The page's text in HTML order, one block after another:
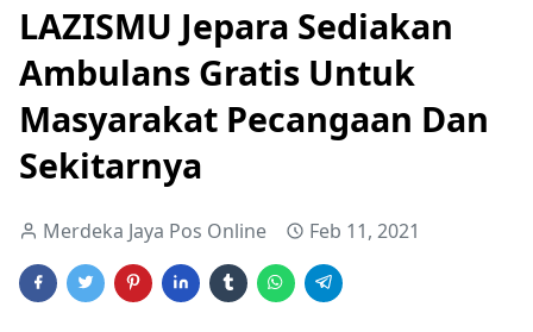
LAZISMU Jepara Sediakan
Ambulans Gratis Untuk
Masyarakat Pecangaan Dan
Sekitarnya
Merdeka Jaya Pos Online Feb 11, 2021